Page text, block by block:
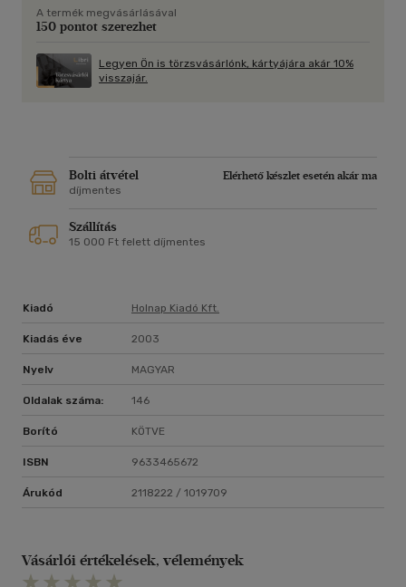
A termék megvásárlásával
150 pontot szerezhet
Legyen Ön is törzsvásárlónk, kártyájára akár 10%
visszajár.
Bolti átvétel
Elérhető készlet esetén akár ma
díjmentes
Szállítás
15 000 Ft felett díjmentes
Kiadó Holnap Kiadó Kft.
Kiadás éve 2003
Nyelv MAGYAR
Oldalak száma: 146
Borító KÖTVE
ISBN 9633465672
Árukód 2118222 / 1019709
Vásárlói értékelések, vélemények